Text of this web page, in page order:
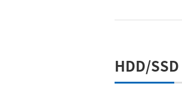
HDD/SSD